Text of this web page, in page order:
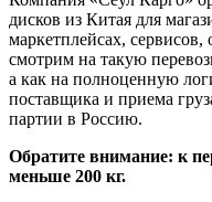
дисков из Китая для
маркетплейсах,
смотрим на такую
а как на полноценную
поставщика и приема
партии в Россию.
Обратите внимание: к
меньше 200 кг.